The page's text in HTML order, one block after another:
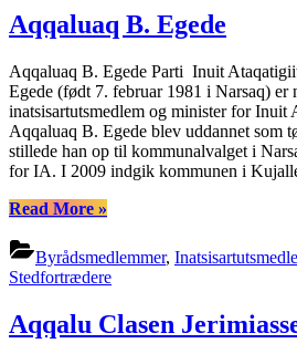
Aqqaluaq B. Egede
Aqqaluaq B. Egede Parti Inuit
Egede (født 7. februar 1981 i Narsaq) er
inatsisartutsmedlem og minister for Inuit
Aqqaluaq B. Egede blev uddannet som
stillede han op til kommunalvalget i
for IA. I 2009 indgik kommunen i
Read More“Aqqaluaq
Egede”
»
Byrådsmedlemmer,
Stedfortrædere
Aqqalu Clasen